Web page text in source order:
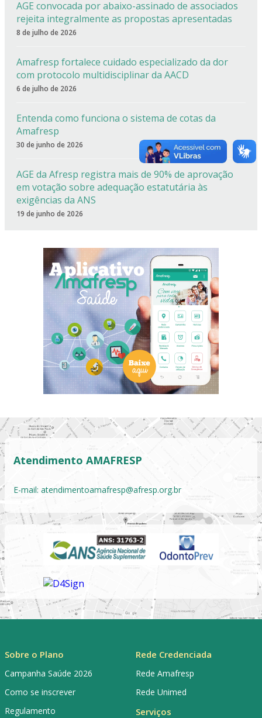
AGE convocada por abaixo-assinado de associados
rejeita integralmente as propostas apresentadas
8 de julho de 2026
Amafresp fortalece cuidado especializado da dor
com protocolo multidisciplinar da AACD
6 de julho de 2026
Entenda como funciona o sistema de cotas da
Amafresp
30 de junho de 2026
AGE da Afresp registra mais de 90% de aprovação
em votação sobre adequação estatutária às
exigências da ANS
19 de junho de 2026
Atendimento AMAFRESP
E-mail: atendimentoamafresp@afresp.org.br
Sobre o Plano
Campanha Saúde 2026
Como se inscrever
Regulamento
Rede Credenciada
Rede Amafresp
Rede Unimed
Serviços